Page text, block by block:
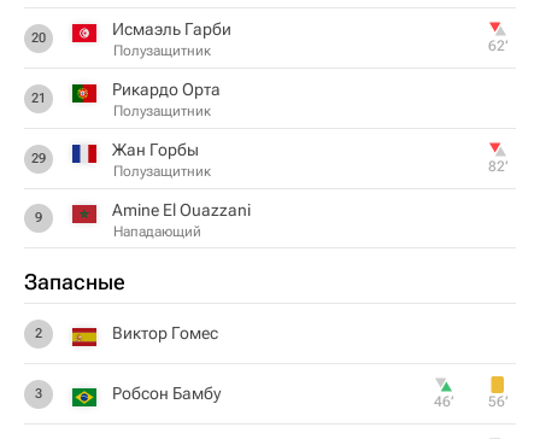
20 Исмаэль Гарби
Полузащитник 62‎’‎
21 Рикардо Орта
Полузащитник
29 Жан Горбы
Полузащитник 82‎’‎
9 Amine El Ouazzani
Нападающий
Запасные
2 Виктор Гомес
3 Робсон Бамбу 46‎’‎ 56‎’‎